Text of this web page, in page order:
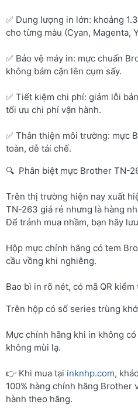
✅ Dung lượng in lớn: khoảng
cho từng màu (Cyan, Magenta,
✅ Bảo vệ máy in: mực chuẩn
không bám cặn lên cụm sấy.
✅ Tiết kiệm chi phí: giảm lỗi
tối ưu chi phí vận hành.
✅ Thân thiện môi trường: mực
toàn, dễ tái chế.
🔍 Phân biệt mực Brother TN-
Trên thị trường hiện nay xuất
TN-263 giá rẻ nhưng là hàng
Để tránh mua nhầm, bạn hãy
Hộp mực chính hãng có tem
cầu vồng khi nghiêng.
Bao bì in rõ nét, có mã QR kiểm
Trên hộp có số series trùng
Mực chính hãng khi in không
không mùi lạ.
👉 Khi mua tại inknhp.com,
100% hàng chính hãng Brother
hành theo hãng.